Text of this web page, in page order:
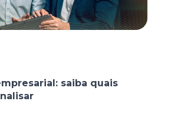
saiba quais